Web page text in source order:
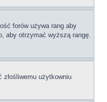
forów używa rang aby
aby otrzymać wyższą rangę.
złośliwemu użytkowniu